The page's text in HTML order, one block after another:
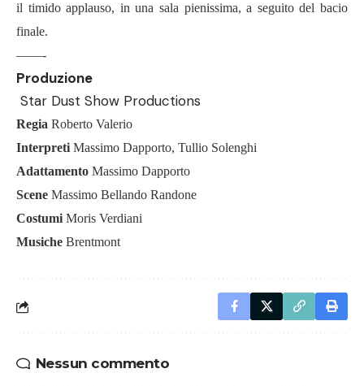
il timido applauso, in una sala pienissima, a seguito del bacio
finale.
——-
Produzione
Star Dust Show Productions
Regia Roberto Valerio
Interpreti Massimo Dapporto, Tullio Solenghi
Adattamento Massimo Dapporto
Scene Massimo Bellando Randone
Costumi Moris Verdiani
Musiche Brentmont
Nessun commento